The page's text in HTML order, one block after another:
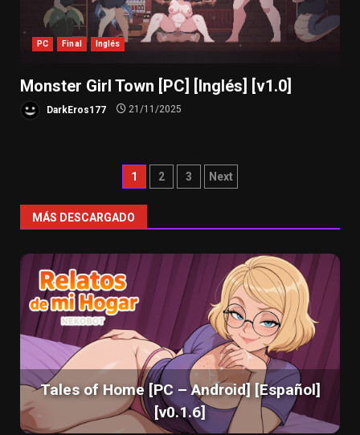
PC Final Inglés
Monster Girl Town [PC] [Inglés] [v1.0]
DarkEros177 21/11/2025
Paginación
de
1 2 3 Next
MÁS DESCARGADO
Tales of Home [PC – Android] [Español]
[v0.1.6]